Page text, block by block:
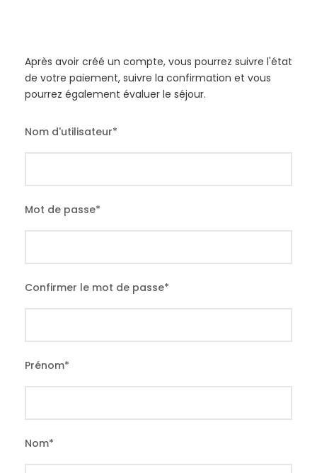
Après avoir créé un compte, vous pourrez suivre l'état
de votre paiement, suivre la confirmation et vous
pourrez également évaluer le séjour.
Nom d'utilisateur*
Mot de passe*
Confirmer le mot de passe*
Prénom*
Nom*